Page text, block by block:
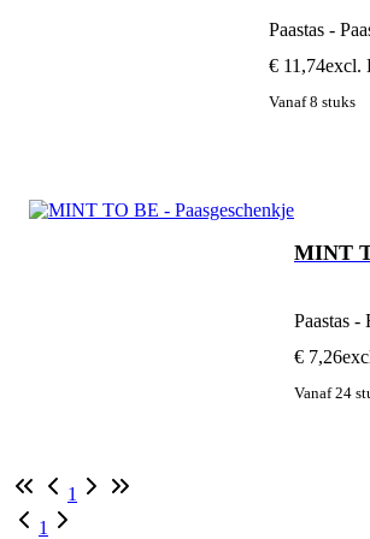
Paastas -
€ 11,74excl.
Vanaf 8 stuks
MINT
Paastas -
€ 7,26
Vanaf 24
1
1